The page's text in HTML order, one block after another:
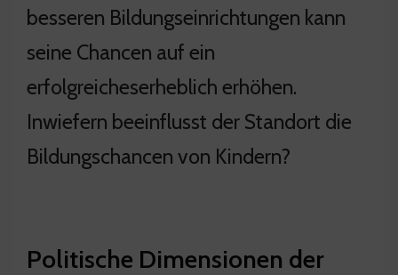
besseren Bildungseinrichtungen kann
seine Chancen auf ein
erfolgreicheserheblich erhöhen.
Inwiefern beeinflusst der Standort die
Bildungschancen von Kindern?
Politische Dimensionen der